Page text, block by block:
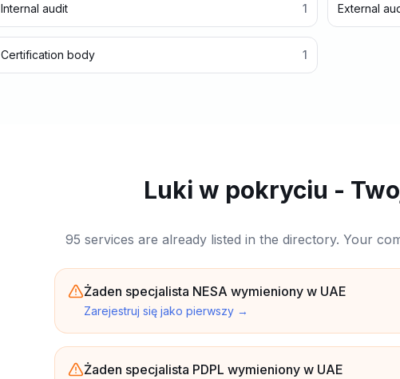
Internal audit 1 External
Certification body 1
Luki w pokryciu -
95 services are already listed in the directory. Your
Żaden specjalista NESA wymieniony w UAE
Zarejestruj się jako pierwszy →
Żaden specjalista PDPL wymieniony w UAE